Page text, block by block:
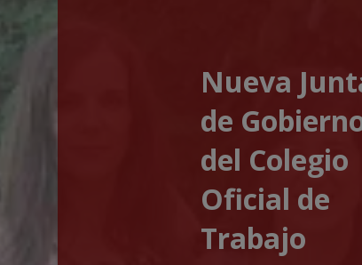
Nueva
de
del Colegio
Oficial de
Trabajo